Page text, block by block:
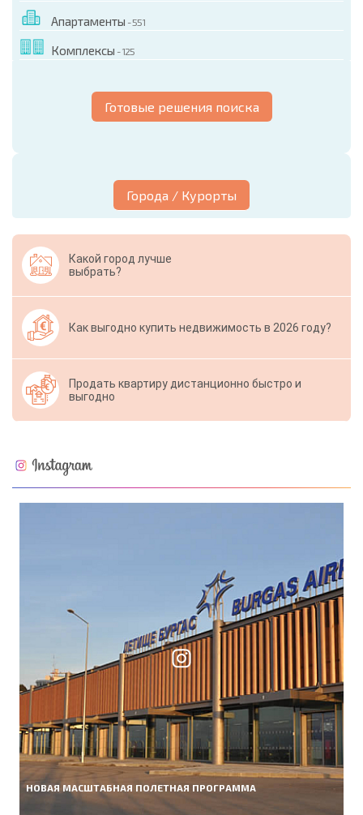
Апартаменты - 551
Комплексы - 125
Готовые решения поиска
Города / Курорты
Какой город лучше
выбрать?
Как выгодно купить недвижимость в 2026 году?
Продать квартиру дистанционно быстро и
выгодно
НОВАЯ МАСШТАБНАЯ ПОЛЕТНАЯ ПРОГРАММА